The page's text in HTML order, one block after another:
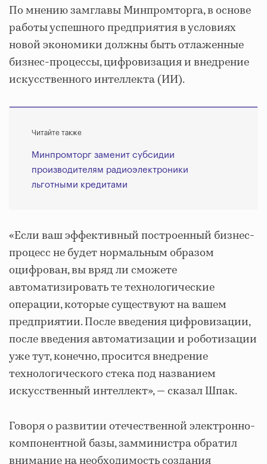
По мнению замглавы Минпромторга, в основе
работы успешного предприятия в условиях
новой экономики должны быть отлаженные
бизнес-процессы, цифровизация и внедрение
искусственного интеллекта (ИИ).
Читайте также
Минпромторг заменит субсидии
производителям радиоэлектроники
льготными кредитами
«Если ваш эффективный построенный бизнес-
процесс не будет нормальным образом
оцифрован, вы вряд ли сможете
автоматизировать те технологические
операции, которые существуют на вашем
предприятии. После введения цифровизации,
после введения автоматизации и роботизации
уже тут, конечно, просится внедрение
технологического стека под названием
искусственный интеллект», — сказал Шпак.
Говоря о развитии отечественной электронно-
компонентной базы, замминистра обратил
внимание на необходимость создания